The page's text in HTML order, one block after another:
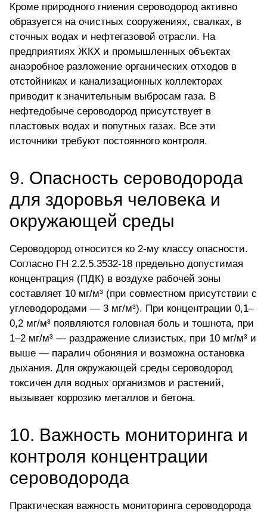
Кроме природного гниения сероводород активно
образуется на очистных сооружениях, свалках, в
сточных водах и нефтегазовой отрасли. На
предприятиях ЖКХ и промышленных объектах
анаэробное разложение органических отходов в
отстойниках и канализационных коллекторах
приводит к значительным выбросам газа. В
нефтедобыче сероводород присутствует в
пластовых водах и попутных газах. Все эти
источники требуют постоянного контроля.
9. Опасность сероводорода
для здоровья человека и
окружающей среды
Сероводород относится ко 2-му классу опасности.
Согласно ГН 2.2.5.3532-18 предельно допустимая
концентрация (ПДК) в воздухе рабочей зоны
составляет 10 мг/м³ (при совместном присутствии с
углеводородами — 3 мг/м³). При концентрации 0,1–
0,2 мг/м³ появляются головная боль и тошнота, при
1–2 мг/м³ — раздражение слизистых, при 10 мг/м³ и
выше — паралич обоняния и возможна остановка
дыхания. Для окружающей среды сероводород
токсичен для водных организмов и растений,
вызывает коррозию металлов и бетона.
10. Важность мониторинга и
контроля концентрации
сероводорода
Практическая важность мониторинга сероводорода